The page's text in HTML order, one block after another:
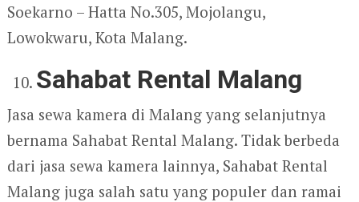
Soekarno – Hatta No.305, Mojolangu,
Lowokwaru, Kota Malang.
Sahabat Rental Malang
Jasa sewa kamera di Malang yang selanjutnya
bernama Sahabat Rental Malang. Tidak berbeda
dari jasa sewa kamera lainnya, Sahabat Rental
Malang juga salah satu yang populer dan ramai